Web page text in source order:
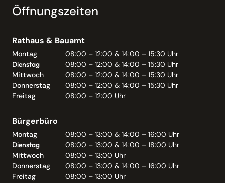
Öffnungszeiten
Rathaus & Bauamt
Montag
08:00 – 12:00 & 14:00 – 15:30 Uhr
Dienstag
08:00 – 12:00 & 14:00 – 15:30 Uhr
Mittwoch
08:00 – 12:00 & 14:00 – 15:30 Uhr
Donnerstag
08:00 – 12:00 & 14:00 – 15:30 Uhr
Freitag
08:00 – 12:00 Uhr
Bürgerbüro
Montag
08:00 – 13:00 & 14:00 – 16:00 Uhr
Dienstag
08:00 – 13:00 & 14:00 – 18:00 Uhr
Mittwoch
08:00 – 13:00 Uhr
Donnerstag
08:00 – 13:00 & 14:00 – 16:00 Uhr
Freitag
08:00 – 13:00 Uhr